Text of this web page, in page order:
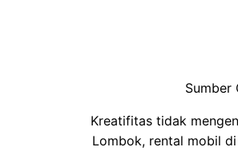
Sumber
Kreatifitas tidak
Lombok, rental mobil